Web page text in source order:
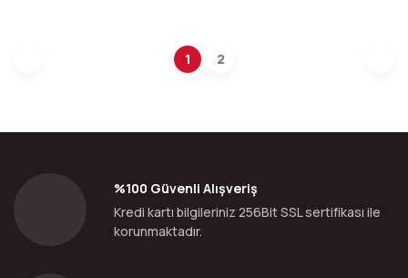
1 2
%100 Güvenli Alışveriş
Kredi kartı bilgileriniz 256Bit SSL sertifikası ile
korunmaktadır.